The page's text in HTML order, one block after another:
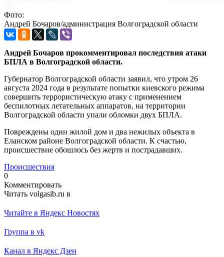
Фото:
Андрей Бочаров/администрация Волгоградской области
Андрей Бочаров прокомментировал последствия атаки
БПЛА в Волгоградской области.
Губернатор Волгоградской области заявил, что утром 26
августа 2024 года в результате попытки киевского режима
совершить террористическую атаку с применением
беспилотных летательных аппаратов, на территории
Волгоградской области упали обломки двух БПЛА.
Повреждены один жилой дом и два нежилых объекта в
Еланском районе Волгоградской области. К счастью,
происшествие обошлось без жертв и пострадавших.
Происшествия
0
Комментировать
Читать volgasib.ru в
Читайте в Яндекс Новостях
Группа в vk
Канал в Яндекс Дзен